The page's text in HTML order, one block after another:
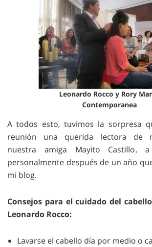
Leonardo Rocco y Rory
Contemporanea
A todos esto, tuvimos la sorpresa
reunión una querida lectora de
nuestra amiga Mayito Castillo,
personalmente después de un año
mi blog.
Consejos para el cuidado del
Leonardo Rocco:
Lavarse el cabello día por medio o